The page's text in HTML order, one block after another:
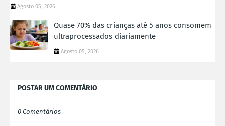
Agosto 05, 2026
Quase 70% das crianças até 5 anos consomem
ultraprocessados diariamente
Agosto 05, 2026
POSTAR UM COMENTÁRIO
0 Comentários